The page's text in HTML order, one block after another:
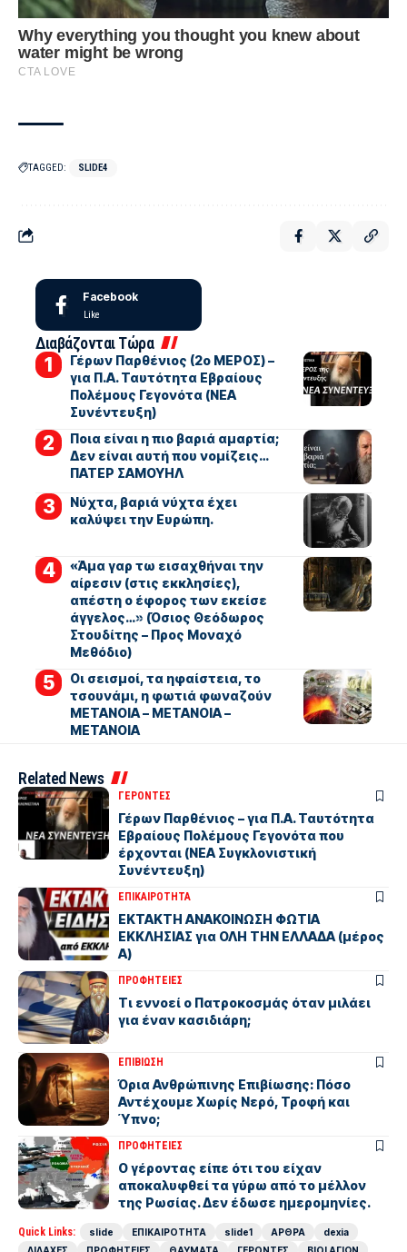
TAGGED: SLIDE4
Facebook
Like
Διαβάζονται Τώρα
Γέρων Παρθένιος (2ο ΜΕΡΟΣ) –
για Π.Α. Ταυτότητα Εβραίους
Πολέμους Γεγονότα (ΝΕΑ
Συνέντευξη)
Ποια είναι η πιο βαριά αμαρτία;
Δεν είναι αυτή που νομίζεις…
ΠΑΤΕΡ ΣΑΜΟΥΗΛ
Νύχτα, βαριά νύχτα έχει
καλύψει την Ευρώπη.
«Άμα γαρ τω εισαχθήναι την
αίρεσιν (στις εκκλησίες),
απέστη ο έφορος των εκείσε
άγγελος…» (Όσιος Θεόδωρος
Στουδίτης – Προς Μοναχό
Μεθόδιο)
Οι σεισμοί, τα ηφαίστεια, το
τσουνάμι, η φωτιά φωναζούν
ΜΕΤΑΝΟΙΑ – ΜΕΤΑΝΟΙΑ –
ΜΕΤΑΝΟΙΑ
Related News
ΓΕΡΟΝΤΕΣ
Γέρων Παρθένιος – για Π.Α. Ταυτότητα
Εβραίους Πολέμους Γεγονότα που
έρχονται (ΝΕΑ Συγκλονιστική
Συνέντευξη)
ΕΠΙΚΑΙΡΟΤΗΤΑ
ΕΚΤΑΚΤΗ ΑΝΑΚΟΙΝΩΣΗ ΦΩΤΙΑ
ΕΚΚΛΗΣΙΑΣ για ΟΛΗ ΤΗΝ ΕΛΛΑΔΑ (μέρος
Α)
ΠΡΟΦΗΤΕΙΕΣ
Τι εννοεί ο Πατροκοσμάς όταν μιλάει
για έναν κασιδιάρη;
ΕΠΙΒΙΩΣΗ
Όρια Ανθρώπινης Επιβίωσης: Πόσο
Αντέχουμε Χωρίς Νερό, Τροφή και
Ύπνο;
ΠΡΟΦΗΤΕΙΕΣ
Ο γέροντας είπε ότι του είχαν
αποκαλυφθεί τα γύρω από το μέλλον
της Ρωσίας. Δεν έδωσε ημερομηνίες.
Quick Links: slide ΕΠΙΚΑΙΡΟΤΗΤΑ slide1 ΑΡΘΡΑ
dexia